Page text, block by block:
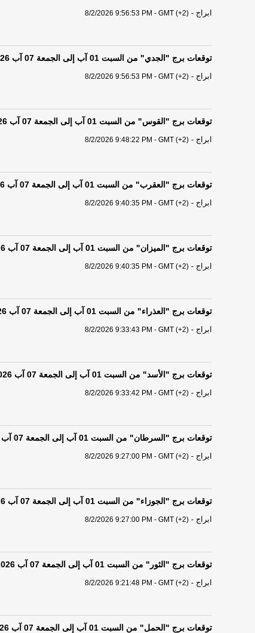
ابراج -
8/2/2026 9:56:53 PM - GMT (+2)
توقعات برج "الجدي" من السبت 01 آب إلى الجمعة 07 آب 2026
ابراج -
8/2/2026 9:56:53 PM - GMT (+2)
توقعات برج "القوس" من السبت 01 آب إلى الجمعة 07 آب 2026
ابراج -
8/2/2026 9:48:22 PM - GMT (+2)
توقعات برج "العقرب" من السبت 01 آب إلى الجمعة 07 آب 2026
ابراج -
8/2/2026 9:40:35 PM - GMT (+2)
توقعات برج "الميزان" من السبت 01 آب إلى الجمعة 07 آب 2026
ابراج -
8/2/2026 9:40:35 PM - GMT (+2)
توقعات برج "العذراء" من السبت 01 آب إلى الجمعة 07 آب 2026
ابراج -
8/2/2026 9:33:43 PM - GMT (+2)
توقعات برج "الأسد" من السبت 01 آب إلى الجمعة 07 آب 2026
ابراج -
8/2/2026 9:33:42 PM - GMT (+2)
توقعات برج "السرطان" من السبت 01 آب إلى الجمعة 07 آب 2026
ابراج -
8/2/2026 9:27:00 PM - GMT (+2)
توقعات برج "الجوزاء" من السبت 01 آب إلى الجمعة 07 آب 2026
ابراج -
8/2/2026 9:27:00 PM - GMT (+2)
توقعات برج "الثور" من السبت 01 آب إلى الجمعة 07 آب 2026
ابراج -
8/2/2026 9:21:48 PM - GMT (+2)
توقعات برج "الحمل" من السبت 01 آب إلى الجمعة 07 آب 2026